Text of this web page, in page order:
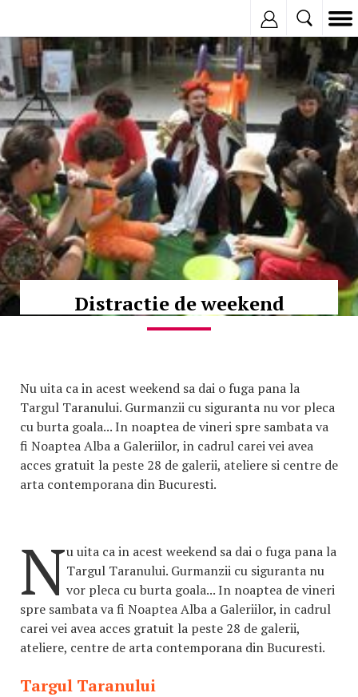
© Copyright:
Distractie de weekend
Nu uita ca in acest weekend sa dai o fuga pana la
Targul Taranului. Gurmanzii cu siguranta nu vor pleca
cu burta goala... In noaptea de vineri spre sambata va
fi Noaptea Alba a Galeriilor, in cadrul carei vei avea
acces gratuit la peste 28 de galerii, ateliere si centre de
arta contemporana din Bucuresti.
Nu uita ca in acest weekend sa dai o fuga pana la
Targul Taranului. Gurmanzii cu siguranta nu
vor pleca cu burta goala... In noaptea de vineri
spre sambata va fi Noaptea Alba a Galeriilor, in cadrul
carei vei avea acces gratuit la peste 28 de galerii,
ateliere, centre de arta contemporana din Bucuresti.
Targul Taranului